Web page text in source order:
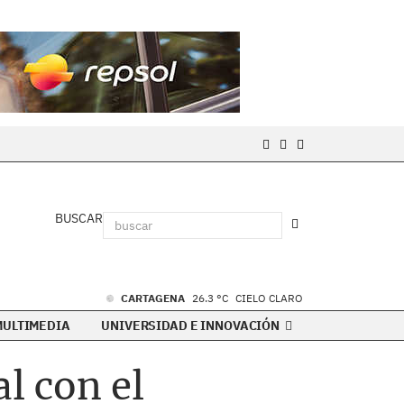
BUSCAR
CARTAGENA 26.3 °C CIELO CLARO
UNIVERSIDAD E INNOVACIÓN
con el